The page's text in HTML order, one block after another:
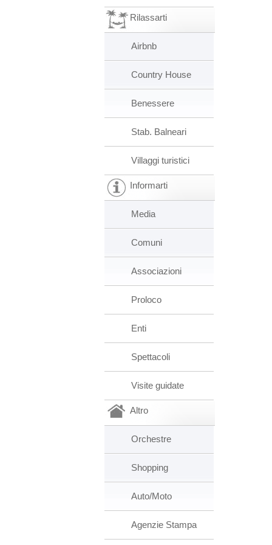
Rilassarti
Airbnb
Country House
Benessere
Stab. Balneari
Villaggi turistici
Informarti
Media
Comuni
Associazioni
Proloco
Enti
Spettacoli
Visite guidate
Altro
Orchestre
Shopping
Auto/Moto
Agenzie Stampa